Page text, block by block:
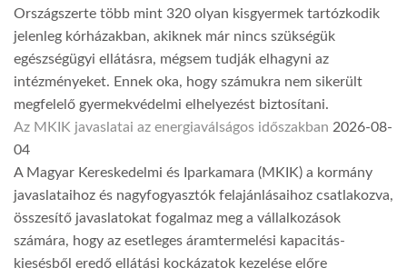
Országszerte több mint 320 olyan kisgyermek tartózkodik
jelenleg kórházakban, akiknek már nincs szükségük
egészségügyi ellátásra, mégsem tudják elhagyni az
intézményeket. Ennek oka, hogy számukra nem sikerült
megfelelő gyermekvédelmi elhelyezést biztosítani.
Az MKIK javaslatai az energiaválságos időszakban 2026-08-
04
A Magyar Kereskedelmi és Iparkamara (MKIK) a kormány
javaslataihoz és nagyfogyasztók felajánlásaihoz csatlakozva,
összesítő javaslatokat fogalmaz meg a vállalkozások
számára, hogy az esetleges áramtermelési kapacitás-
kiesésből eredő ellátási kockázatok kezelése előre